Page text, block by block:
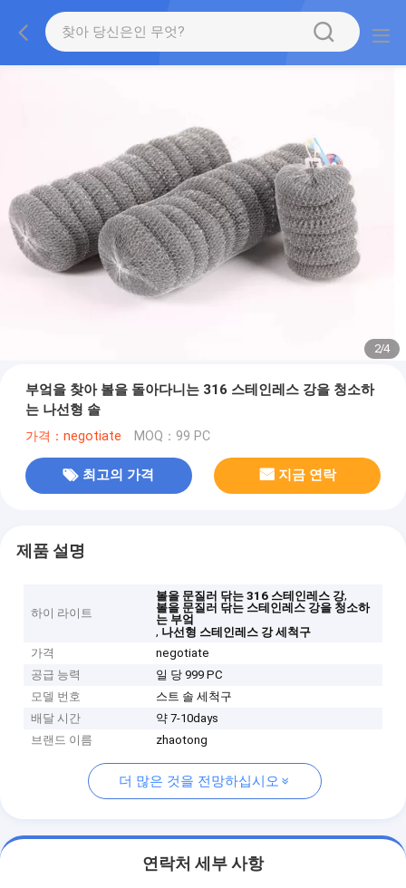
2/4
부엌을 찾아 볼을 돌아다니는 316 스테인레스 강을 청소하
는 나선형 솔
가격：negotiate MOQ：99 PC
최고의 가격 지금 연락
제품 설명
하이 라이트
볼을 문질러 닦는 316 스테인레스 강,
볼을 문질러 닦는 스테인레스 강을 청소하
는 부엌
, 나선형 스테인레스 강 세척구
가격
negotiate
공급 능력
일 당 999 PC
모델 번호
스트 솔 세척구
배달 시간
약 7-10days
브랜드 이름
zhaotong
더 많은 것을 전망하십시오
연락처 세부 사항